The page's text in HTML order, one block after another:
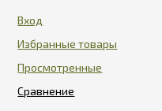
Вход
Избранные товары
Просмотренные